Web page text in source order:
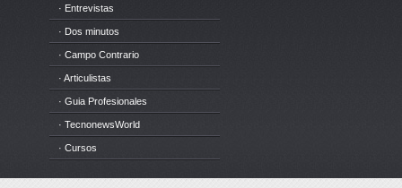
· Entrevistas
· Dos minutos
· Campo Contrario
· Articulistas
· Guia Profesionales
· TecnonewsWorld
· Cursos